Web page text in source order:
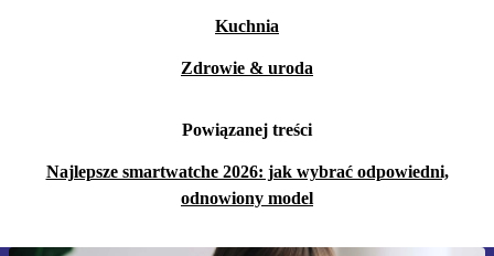
Kuchnia
Zdrowie & uroda
Powiązanej treści
Najlepsze smartwatche 2026: jak wybrać odpowiedni,
odnowiony model